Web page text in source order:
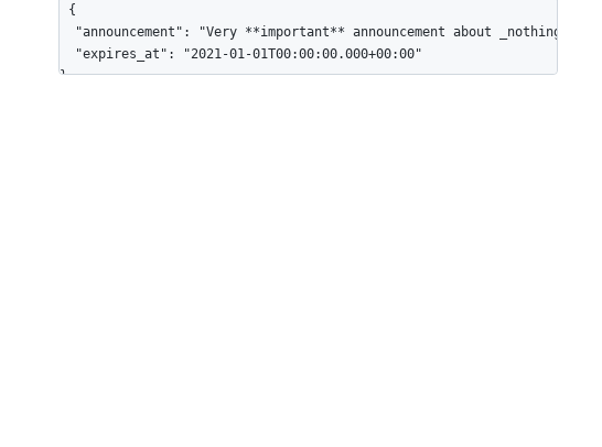
{
  "announcement": "Very **important** announcement about _nothing_.",
  "expires_at": "2021-01-01T00:00:00.000+00:00"
}